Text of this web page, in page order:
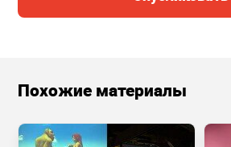
Похожие материалы